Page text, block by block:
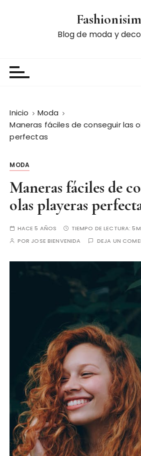
Blog de moda y
Inicio
Moda
Maneras fáciles de conseguir las
perfectas
MODA
Maneras fáciles de
olas playeras
HACE 5 AÑOS TIEMPO DE LECTURA:
POR JOSE BIENVENIDA DEJA UN